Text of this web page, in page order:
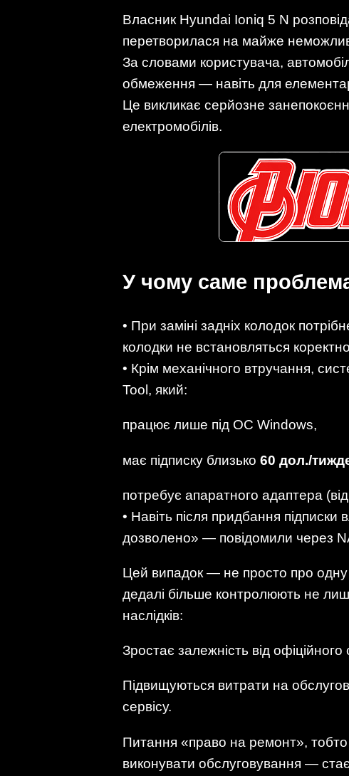
Власник Hyundai Ioniq 5 N
перетворилася на майже
За словами користувача,
обмеження — навіть для
Це викликає серйозне
електромобілів.
У чому саме
• При заміні задніх колодок
колодки не встановляться
• Крім механічного втручання,
Tool, який:
працює лише під ОС Windows,
має підписку близько 60 дол./
потребує апаратного адаптера
• Навіть після придбання
дозволено» — повідомили через
Цей випадок — не просто про одну
дедалі більше контролюють не
наслідків:
Зростає залежність від
Підвищуються витрати на
сервісу.
Питання «право на ремонт»,
виконувати обслуговування —